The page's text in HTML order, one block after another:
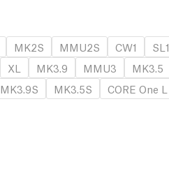
MK2S MMU2S CW1 SL1
XL MK3.9 MMU3 MK3.5
MK3.9S MK3.5S CORE One L